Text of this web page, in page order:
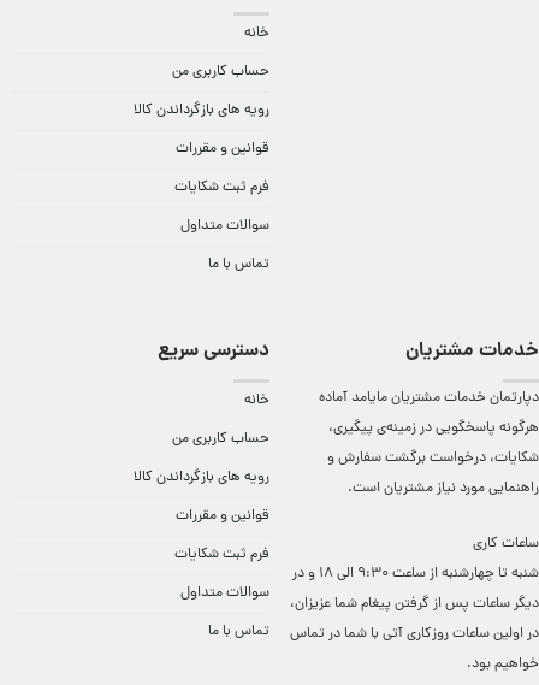
خانه
حساب کاربری من
رویه های بازگرداندن کالا
قوانین و مقررات
فرم ثبت شکایات
سوالات متداول
تماس با ما
خدمات مشتریان
دپارتمان خدمات مشتریان مایامد آماده
هرگونه پاسخگویی در زمینه‌ی پیگیری،
شکایات، درخواست برگشت سفارش و
راهنمایی مورد نیاز مشتریان است.
ساعات کاری
شنبه تا چهارشنبه از ساعت 9:30 الی 18 و در
دیگر ساعات ‌پس از گرفتن پیغام شما عزیزان،
در اولین ساعات روزکاری آتی با شما در تماس
خواهیم بود.
دسترسی سریع
خانه
حساب کاربری من
رویه های بازگرداندن کالا
قوانین و مقررات
فرم ثبت شکایات
سوالات متداول
تماس با ما